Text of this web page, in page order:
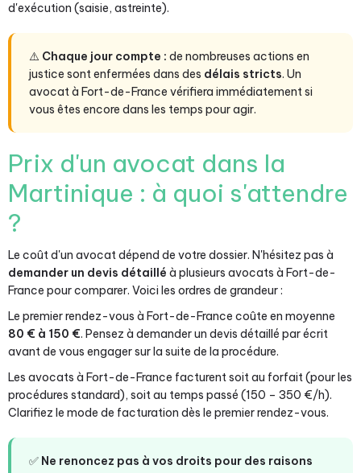
d'exécution (saisie, astreinte).
⚠️ Chaque jour compte : de nombreuses actions en
justice sont enfermées dans des délais stricts. Un
avocat à Fort-de-France vérifiera immédiatement si
vous êtes encore dans les temps pour agir.
Prix d'un avocat dans la
Martinique : à quoi s'attendre
?
Le coût d'un avocat dépend de votre dossier. N'hésitez pas à
demander un devis détaillé à plusieurs avocats à Fort-de-
France pour comparer. Voici les ordres de grandeur :
Le premier rendez-vous à Fort-de-France coûte en moyenne
80 € à 150 €. Pensez à demander un devis détaillé par écrit
avant de vous engager sur la suite de la procédure.
Les avocats à Fort-de-France facturent soit au forfait (pour les
procédures standard), soit au temps passé (150 – 350 €/h).
Clarifiez le mode de facturation dès le premier rendez-vous.
✅ Ne renoncez pas à vos droits pour des raisons